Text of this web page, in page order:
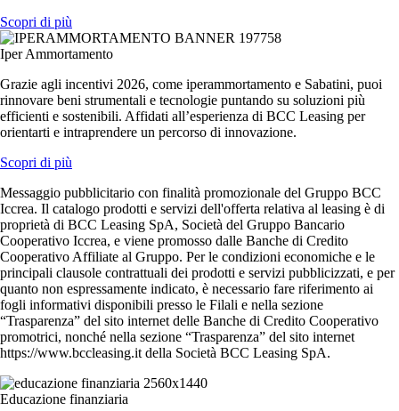
Scopri di più
Iper Ammortamento
Grazie agli incentivi 2026, come iperammortamento e Sabatini, puoi
rinnovare beni strumentali e tecnologie puntando su soluzioni più
efficienti e sostenibili. Affidati all’esperienza di BCC Leasing per
orientarti e intraprendere un percorso di innovazione.
Scopri di più
Messaggio pubblicitario con finalità promozionale del Gruppo BCC
Iccrea. Il catalogo prodotti e servizi dell'offerta relativa al leasing è di
proprietà di BCC Leasing SpA, Società del Gruppo Bancario
Cooperativo Iccrea, e viene promosso dalle Banche di Credito
Cooperativo Affiliate al Gruppo. Per le condizioni economiche e le
principali clausole contrattuali dei prodotti e servizi pubblicizzati, e per
quanto non espressamente indicato, è necessario fare riferimento ai
fogli informativi disponibili presso le Filali e nella sezione
“Trasparenza” del sito internet delle Banche di Credito Cooperativo
promotrici, nonché nella sezione “Trasparenza” del sito internet
https://www.bccleasing.it della Società BCC Leasing SpA.
Educazione finanziaria